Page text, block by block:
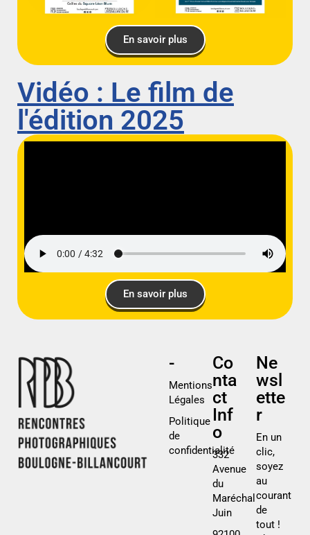
En savoir plus
Vidéo : Le film de
l'édition 2025
En savoir plus
-
Mentions
Légales
Politique
de
confidentialité
Co
nta
ct
Inf
o
332
Avenue
du
Maréchal
Juin
Ne
wsl
ette
r
En un
clic,
soyez
au
courant
de
tout !